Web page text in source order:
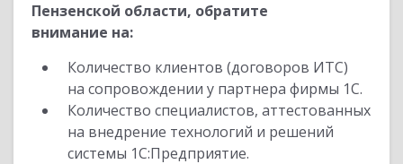
Пензенской области, обратите
внимание на:
Количество клиентов (договоров ИТС)
на сопровождении у партнера фирмы 1С.
Количество специалистов, аттестованных
на внедрение технологий и решений
системы 1С:Предприятие.